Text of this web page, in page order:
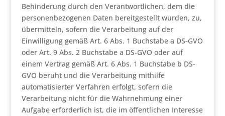
Behinderung durch den Verantwortlichen, dem die
personenbezogenen Daten bereitgestellt wurden, zu,
übermitteln, sofern die Verarbeitung auf der
Einwilligung gemäß Art. 6 Abs. 1 Buchstabe a DS-GVO
oder Art. 9 Abs. 2 Buchstabe a DS-GVO oder auf
einem Vertrag gemäß Art. 6 Abs. 1 Buchstabe b DS-
GVO beruht und die Verarbeitung mithilfe
automatisierter Verfahren erfolgt, sofern die
Verarbeitung nicht für die Wahrnehmung einer
Aufgabe erforderlich ist, die im öffentlichen Interesse